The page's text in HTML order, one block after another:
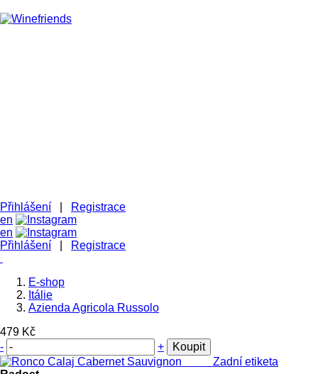
Přihlášení
Registrace
en
en
Přihlášení
Registrace
E-shop
Itálie
Azienda Agricola Russolo
479 Kč
-
+
Koupit
Zadní etiketa